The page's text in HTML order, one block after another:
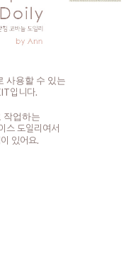
사용할 수 있는
입니다.
작업하는
스 도일리여서
있어요.